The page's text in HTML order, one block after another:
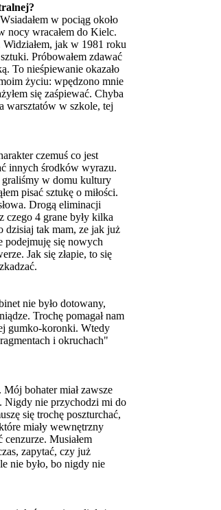
w pociąg około
nocy wracałem do Kielc.
jak w 1981 roku
Próbowałem zdawać
To nieśpiewanie okazało
życiu: wpędzono mnie
się zaśpiewać. Chyba
warsztatów w szkole, tej
czemuś co jest
innych środków wyrazu.
graliśmy w domu kultury
pisać sztukę o miłości.
Drogą eliminacji
czego 4 grane były kilka
dzisiaj tak mam, ze jak już
podejmuję się nowych
Jak się złapie, to się
nie było dotowany,
Trochę pomagał nam
gumko-koronki. Wtedy
i okruchach"
bohater miał zawsze
Nigdy nie przychodzi mi do
się trochę poszturchać,
miały wewnętrzny
cenzurze. Musiałem
zapytać, czy już
nie było, bo nigdy nie